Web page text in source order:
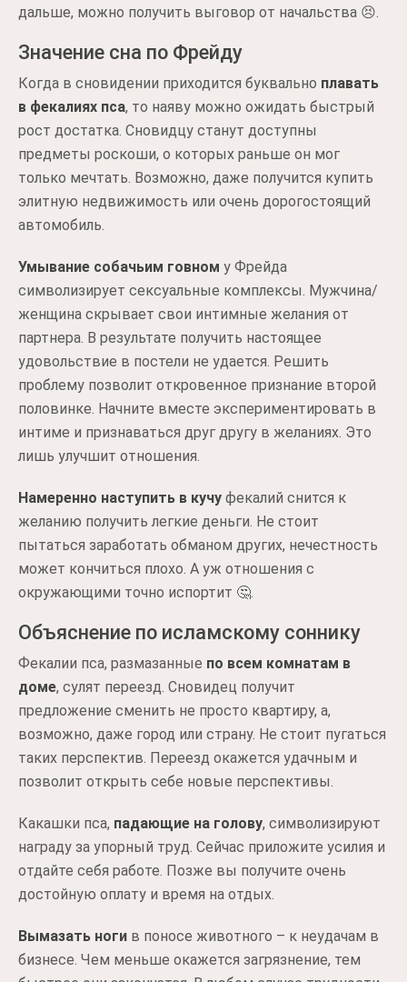
дальше, можно получить выговор от начальства 😣.
Значение сна по Фрейду
Когда в сновидении приходится буквально плавать
в фекалиях пса, то наяву можно ожидать быстрый
рост достатка. Сновидцу станут доступны
предметы роскоши, о которых раньше он мог
только мечтать. Возможно, даже получится купить
элитную недвижимость или очень дорогостоящий
автомобиль.
Умывание собачьим говном у Фрейда
символизирует сексуальные комплексы. Мужчина/
женщина скрывает свои интимные желания от
партнера. В результате получить настоящее
удовольствие в постели не удается. Решить
проблему позволит откровенное признание второй
половинке. Начните вместе экспериментировать в
интиме и признаваться друг другу в желаниях. Это
лишь улучшит отношения.
Намеренно наступить в кучу фекалий снится к
желанию получить легкие деньги. Не стоит
пытаться заработать обманом других, нечестность
может кончиться плохо. А уж отношения с
окружающими точно испортит 🤔.
Объяснение по исламскому соннику
Фекалии пса, размазанные по всем комнатам в
доме, сулят переезд. Сновидец получит
предложение сменить не просто квартиру, а,
возможно, даже город или страну. Не стоит пугаться
таких перспектив. Переезд окажется удачным и
позволит открыть себе новые перспективы.
Какашки пса, падающие на голову, символизируют
награду за упорный труд. Сейчас приложите усилия и
отдайте себя работе. Позже вы получите очень
достойную оплату и время на отдых.
Вымазать ноги в поносе животного – к неудачам в
бизнесе. Чем меньше окажется загрязнение, тем